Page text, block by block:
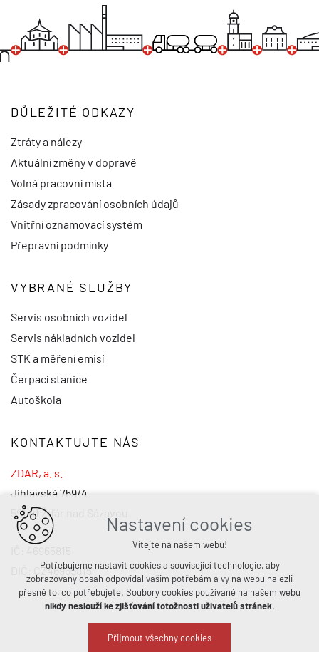
DŮLEŽITÉ ODKAZY
Ztráty a nálezy
Aktuální změny v dopravě
Volná pracovní místa
Zásady zpracování osobních údajů
Vnitřní oznamovací systém
Přepravní podmínky
VYBRANÉ SLUŽBY
Servis osobních vozidel
Servis nákladních vozidel
STK a měření emisí
Čerpací stanice
Autoškola
KONTAKTUJTE NÁS
ZDAR, a. s.
Jihlavská 759/4
591 01 Žďár nad Sázavou
DIČ: CZ46965815
Nastavení cookies
Vítejte na našem webu!
Potřebujeme nastavit cookies a související technologie, aby
zobrazovaný obsah odpovídal vašim potřebám a vy na webu nalezli
přesně to, co potřebujete. Soubory cookies používané na našem webu
nikdy neslouží ke zjišťování totožnosti uživatelů stránek.
Přijmout všechny cookies